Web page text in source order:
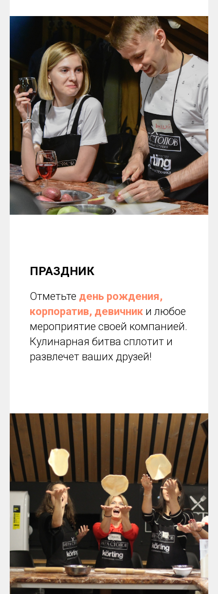
ПРАЗДНИК
Отметьте день рождения,
корпоратив, девичники любое
мероприятие своей компанией.
Кулинарная битва сплотит и
развлечет ваших друзей!